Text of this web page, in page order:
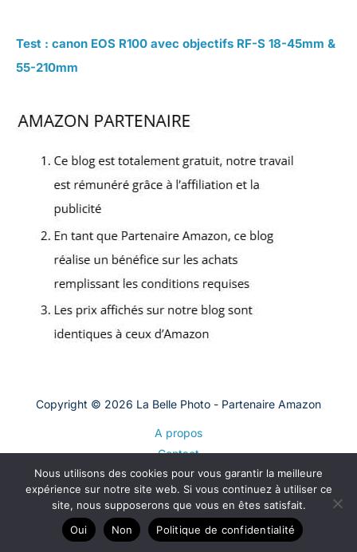
Test : canon EOS R100 avec objectifs RF-S 18-45mm &
55-210mm
Copyright © 2026 La Belle Photo - Partenaire Amazon
A propos
Contact
Plan du site
Mentions légales
Politique de confidentialité
Nous utilisons des cookies pour vous garantir la meilleure
expérience sur notre site web. Si vous continuez à utiliser ce
site, nous supposerons que vous en êtes satisfait.
Oui
Non Politique de confidentialité